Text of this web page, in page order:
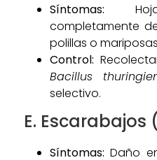
Síntomas:
completamente
polillas o
Control:
Bacillus
selectivo.
E. Escarabajos (
Síntomas: Daño